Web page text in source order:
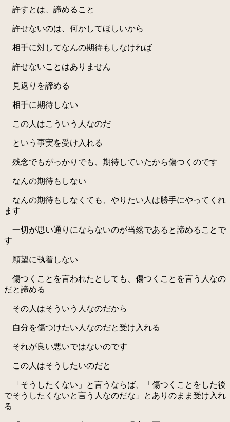
許すとは、諦めること
許せないのは、何かしてほしいから
相手に対してなんの期待もしなければ
許せないことはありません
見返りを諦める
相手に期待しない
この人はこういう人なのだ
という事実を受け入れる
残念でもがっかりでも、期待していたから傷つくのです
なんの期待もしない
なんの期待もしなくても、やりたい人は勝手にやってくれ
ます
一切が思い通りにならないのが当然であると諦めることで
す
願望に執着しない
傷つくことを言われたとしても、傷つくことを言う人なの
だと諦める
その人はそういう人なのだから
自分を傷つけたい人なのだと受け入れる
それが良い悪いではないのです
この人はそうしたいのだと
「そうしたくない」と言うならば、「傷つくことをした後
でそうしたくないと言う人なのだな」とありのまま受け入れ
る